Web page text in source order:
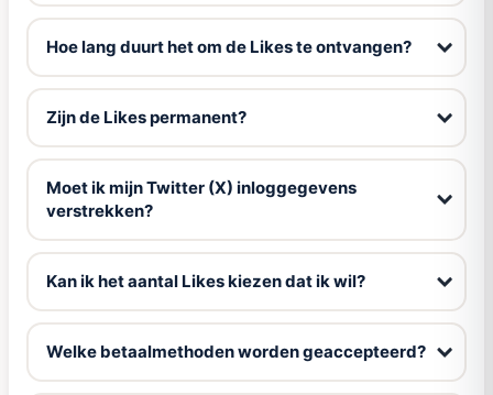
Hoe lang duurt het om de Likes te ontvangen?
Zijn de Likes permanent?
Moet ik mijn Twitter (X) inloggegevens
verstrekken?
Kan ik het aantal Likes kiezen dat ik wil?
Welke betaalmethoden worden geaccepteerd?